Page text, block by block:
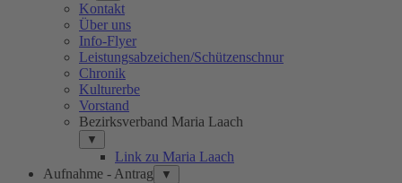
Kontakt
Über uns
Info-Flyer
Leistungsabzeichen/Schützenschnur
Chronik
Kulturerbe
Vorstand
Bezirksverband Maria Laach
▼
Link zu Maria Laach
Aufnahme - Antrag
▼